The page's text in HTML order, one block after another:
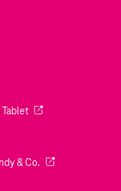
Tab geöffnet)
Tab geöffnet)
(Wird in einem
Tab geöffnet)
& Co. (Wird in einem